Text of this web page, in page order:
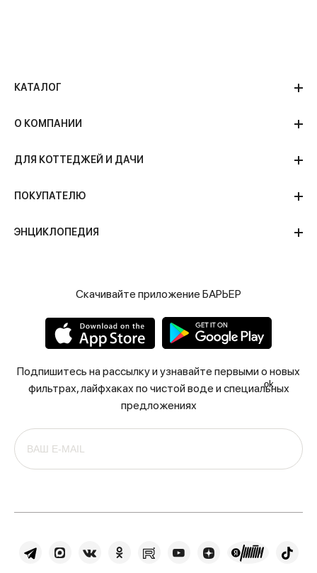
КАТАЛОГ
О КОМПАНИИ
ДЛЯ КОТТЕДЖЕЙ И ДАЧИ
ПОКУПАТЕЛЮ
ЭНЦИКЛОПЕДИЯ
Скачивайте приложение БАРЬЕР
Подпишитесь на рассылку и узнавайте первыми о новых
фильтрах, лайфхаках по чистой воде и специальных
предложениях
ok